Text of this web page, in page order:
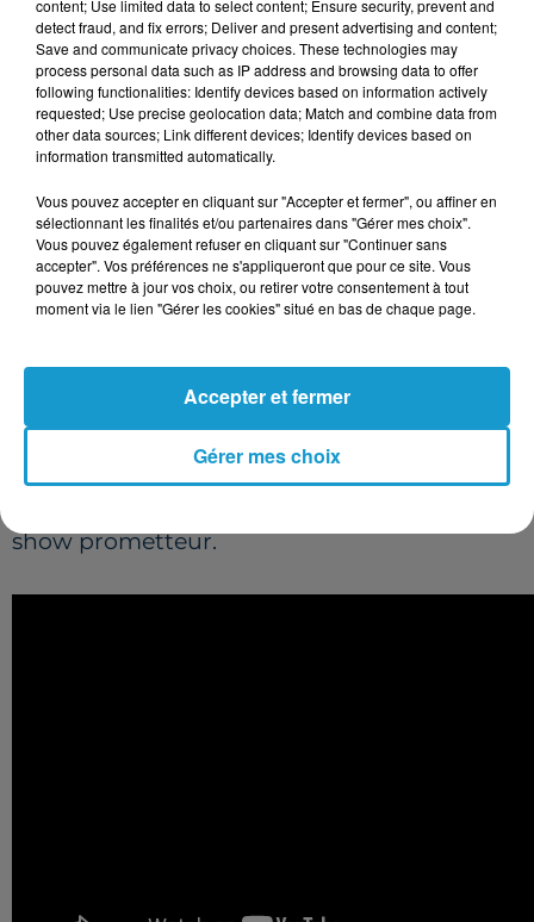
CÔTÉ RAP ET VARIÉTÉ FRANÇAISE
Macklemore, la superstar américaine
connue pourThrift Shop, fera danser Carhaix
pour sa deuxième venue.
-Damso, poids lourd du rap belge, et
, nouvelle sensation ayant rempli
deux Bercy, seront également présents.
- La française
show prometteur.
content; Use limited data to select content; Ensure security, prevent and
detect fraud, and fix errors; Deliver and present advertising and content;
Save and communicate privacy choices. These technologies may
process personal data such as IP address and browsing data to offer
following functionalities: Identify devices based on information actively
requested; Use precise geolocation data; Match and combine data from
other data sources; Link different devices; Identify devices based on
information transmitted automatically.
Vous pouvez accepter en cliquant sur "Accepter et fermer", ou affiner en
sélectionnant les finalités et/ou partenaires dans "Gérer mes choix".
Vous pouvez également refuser en cliquant sur "Continuer sans
accepter". Vos préférences ne s'appliqueront que pour ce site. Vous
pouvez mettre à jour vos choix, ou retirer votre consentement à tout
moment via le lien "Gérer les cookies" situé en bas de chaque page.
Gérer mes choix
Accepter et fermer